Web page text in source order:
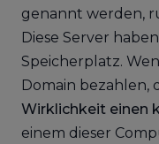
genannt werden,
Diese Server
Speicherplatz.
Domain bezahlen,
Wirklichkeit einen
einem dieser